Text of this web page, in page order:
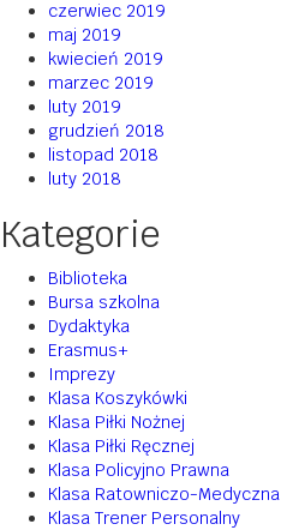
czerwiec 2019
maj 2019
kwiecień 2019
marzec 2019
luty 2019
grudzień 2018
listopad 2018
luty 2018
Kategorie
Biblioteka
Bursa szkolna
Dydaktyka
Erasmus+
Imprezy
Klasa Koszykówki
Klasa Piłki Nożnej
Klasa Piłki Ręcznej
Klasa Policyjno Prawna
Klasa Ratowniczo-Medyczna
Klasa Trener Personalny